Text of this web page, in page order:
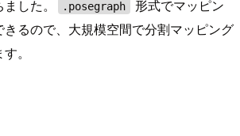
した。
.posegraph
形式でマッピン
るので、大規模空間で分割マッピング
。